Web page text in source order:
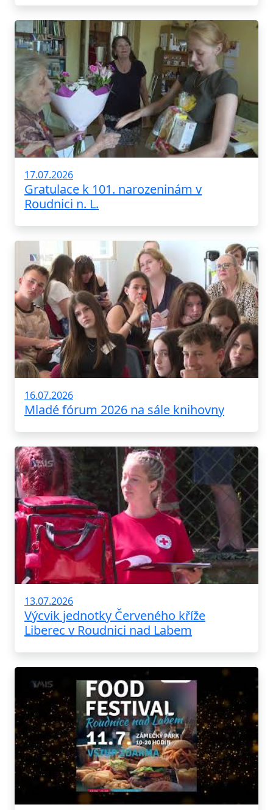
17.07.2026
Gratulace k 101. narozeninám v
Roudnici n. L.
16.07.2026
Mladé fórum 2026 na sále knihovny
13.07.2026
Výcvik jednotky Červeného kříže
Liberec v Roudnici nad Labem